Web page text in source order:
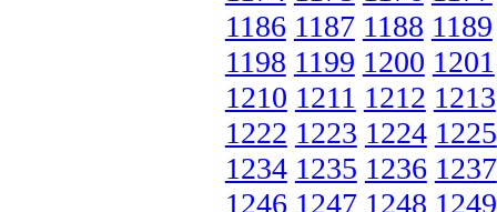
1186 1187 1188 1189
1198 1199 1200 1201
1210 1211 1212 1213
1222 1223 1224 1225
1234 1235 1236 1237
1246 1247 1248 1249